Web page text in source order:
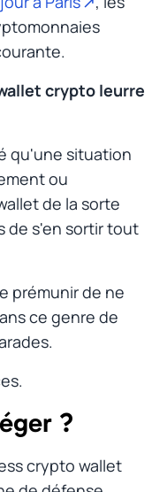
crypto leurre
qu'une situation
ou
de la sorte
de s'en sortir tout
prémunir de ne
ce genre de
?
crypto wallet